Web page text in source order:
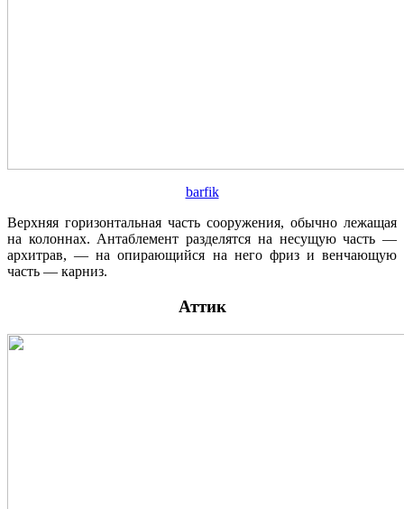
barfik
Верхняя горизонтальная часть сооружения, обычно лежащая
на колоннах. Антаблемент разделятся на несущую часть —
архитрав, — на опирающийся на него фриз и венчающую
часть — карниз.
Аттик